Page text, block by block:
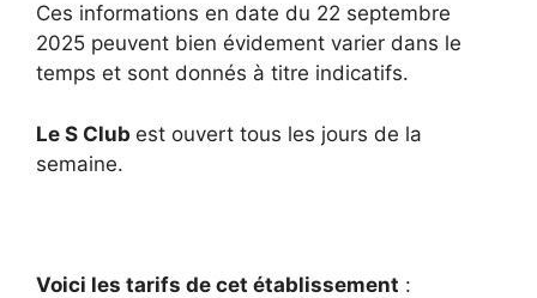
Ces informations en date du 22 septembre
2025 peuvent bien évidement varier dans le
temps et sont donnés à titre indicatifs.
Le S Club est ouvert tous les jours de la
semaine.
Voici les tarifs de cet établissement :